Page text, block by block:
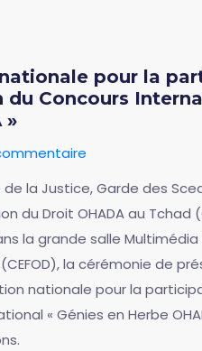
pour la
du Concours
»
la Justice, Garde des
du Droit OHADA au Tchad
la grande salle
la cérémonie de
nationale pour la
« Génies en Herbe